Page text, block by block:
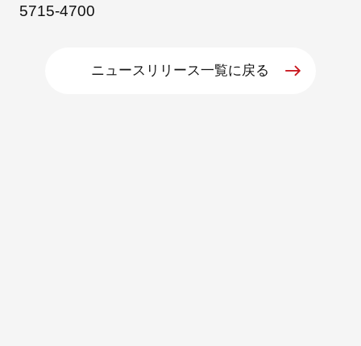
5715-4700
ニュースリリース一覧に戻る